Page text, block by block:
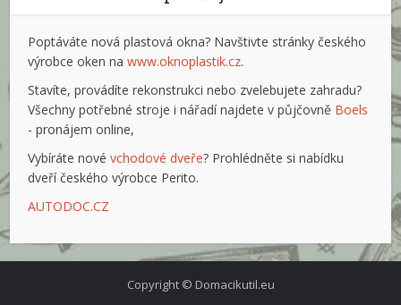
Poptáváte nová plastová okna? Navštivte stránky českého
výrobce oken nawww.oknoplastik.cz.
Stavíte, provádíte rekonstrukci nebo zvelebujete zahradu?
Všechny potřebné stroje i nářadí najdete v půjčovně Boels
- pronájem online,
Vybíráte novévchodové dveře? Prohlédněte si nabídku
dveří českého výrobce Perito.
AUTODOC.CZ
Copyright © Domacikutil.eu